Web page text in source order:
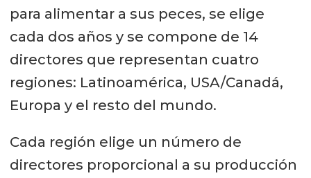
para alimentar a sus peces, se elige
cada dos años y se compone de 14
directores que representan cuatro
regiones: Latinoamérica, USA/Canadá,
Europa y el resto del mundo.
Cada región elige un número de
directores proporcional a su producción